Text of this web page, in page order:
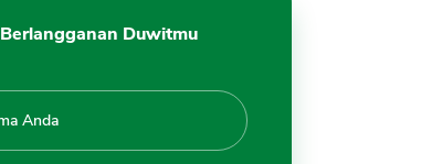
Berlangganan Duwitmu